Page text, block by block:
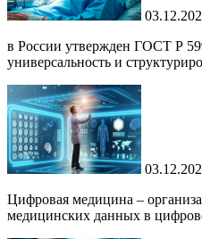
в России утвержден ГОСТ Р
универсальность и
Цифровая медицина –
медицинских данных в